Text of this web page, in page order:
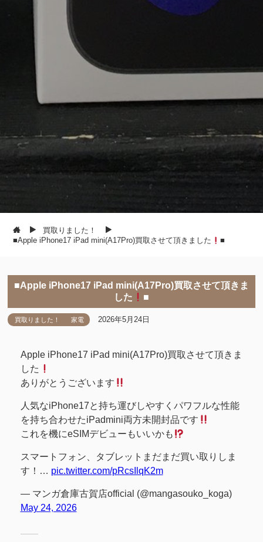
買取りました！
■Apple iPhone17 iPad mini(A17Pro)買取させて頂きました
■
■Apple iPhone17 iPad mini(A17Pro)買取させて頂きま
した
■
買取りました！ 家電 2026年5月24日
Apple iPhone17 iPad mini(A17Pro)買取させて頂きま
した
ありがとうございます
人気なiPhone17と持ち運びしやすくパワフルな性能
を持ち合わせたiPadmini両方未開封品です
これを機にeSIMデビューもいいかも
スマートフォン、タブレットまだまだ買い取りしま
す！… pic.twitter.com/pRcsIlqK2m
— マンガ倉庫古賀店official (@mangasouko_koga)
May 24, 2026